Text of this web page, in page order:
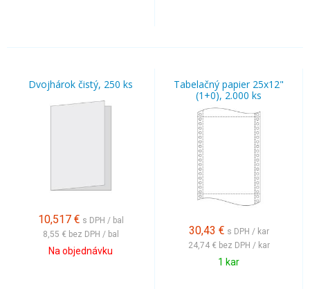
Dvojhárok čistý, 250 ks
10,517 € s DPH / bal
8,55 € bez DPH / bal
Na objednávku
Tabelačný papier 25x12"
(1+0), 2.000 ks
30,43 € s DPH / kar
24,74 € bez DPH / kar
1 kar